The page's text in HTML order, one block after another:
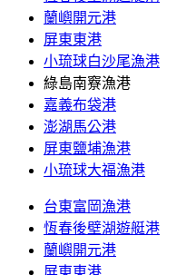
蘭嶼開元港
屏東東港
小琉球白沙尾漁港
綠島南竂漁港
嘉義布袋港
澎湖馬公港
屏東鹽埔漁港
小琉球大福漁港
台東富岡漁港
恆春後壁湖遊艇港
蘭嶼開元港